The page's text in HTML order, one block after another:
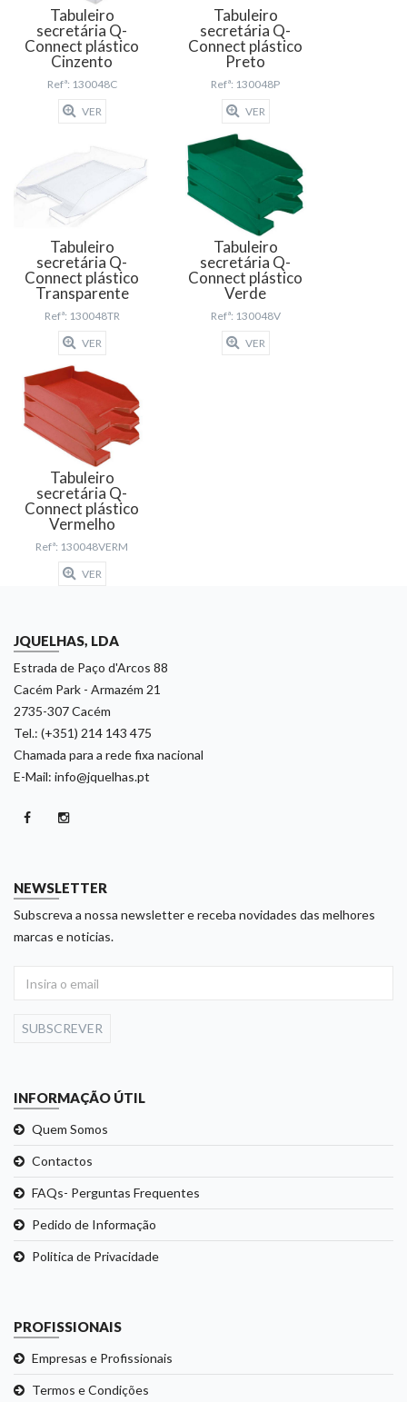
Tabuleiro
secretária Q-
Connect plástico
Cinzento
Refª: 130048C
VER
Tabuleiro
secretária Q-
Connect plástico
Preto
Refª: 130048P
VER
Tabuleiro
secretária Q-
Connect plástico
Transparente
Refª: 130048TR
VER
Tabuleiro
secretária Q-
Connect plástico
Verde
Refª: 130048V
VER
Tabuleiro
secretária Q-
Connect plástico
Vermelho
Refª: 130048VERM
VER
JQUELHAS, LDA
Estrada de Paço d'Arcos 88
Cacém Park - Armazém 21
2735-307 Cacém
Tel.: (+351) 214 143 475
Chamada para a rede fixa nacional
E-Mail: info@jquelhas.pt
NEWSLETTER
Subscreva a nossa newsletter e receba novidades das melhores
marcas e noticias.
SUBSCREVER
INFORMAÇÃO ÚTIL
Quem Somos
Contactos
FAQs- Perguntas Frequentes
Pedido de Informação
Politica de Privacidade
PROFISSIONAIS
Empresas e Profissionais
Termos e Condições